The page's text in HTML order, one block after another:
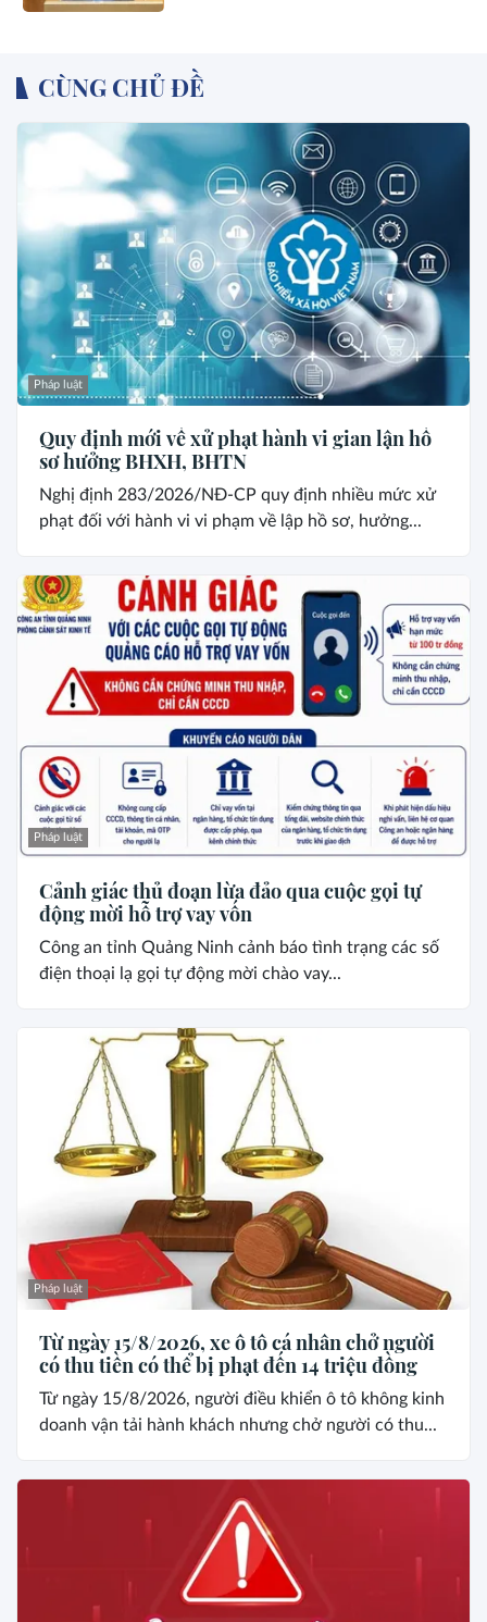
CÙNG CHỦ ĐỀ
Pháp luật
Quy định mới về xử phạt hành vi gian lận hồ
sơ hưởng BHXH, BHTN
Nghị định 283/2026/NĐ-CP quy định nhiều mức xử
phạt đối với hành vi vi phạm về lập hồ sơ, hưởng...
Pháp luật
Cảnh giác thủ đoạn lừa đảo qua cuộc gọi tự
động mời hỗ trợ vay vốn
Công an tỉnh Quảng Ninh cảnh báo tình trạng các số
điện thoại lạ gọi tự động mời chào vay...
Pháp luật
Từ ngày 15/8/2026, xe ô tô cá nhân chở người
có thu tiền có thể bị phạt đến 14 triệu đồng
Từ ngày 15/8/2026, người điều khiển ô tô không kinh
doanh vận tải hành khách nhưng chở người có thu...